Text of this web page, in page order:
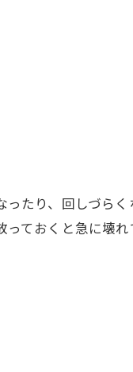
たり、回しづら
ておくと急に壊れ